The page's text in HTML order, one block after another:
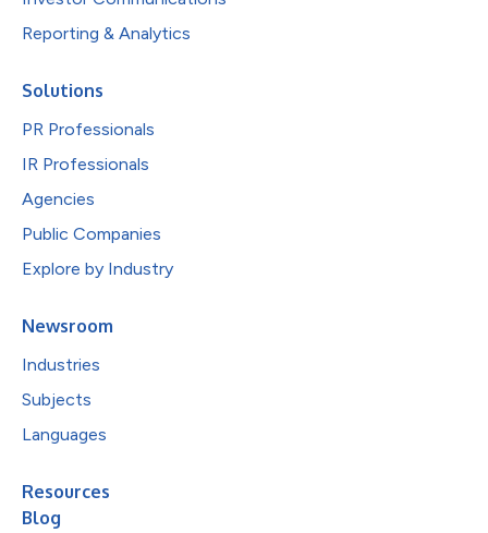
Reporting & Analytics
Solutions
PR Professionals
IR Professionals
Agencies
Public Companies
Explore by Industry
Newsroom
Industries
Subjects
Languages
Resources
Blog